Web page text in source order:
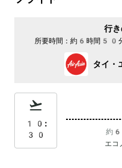
行
所要時間： 約6時間50
タイ・
10:
30
約
エコ